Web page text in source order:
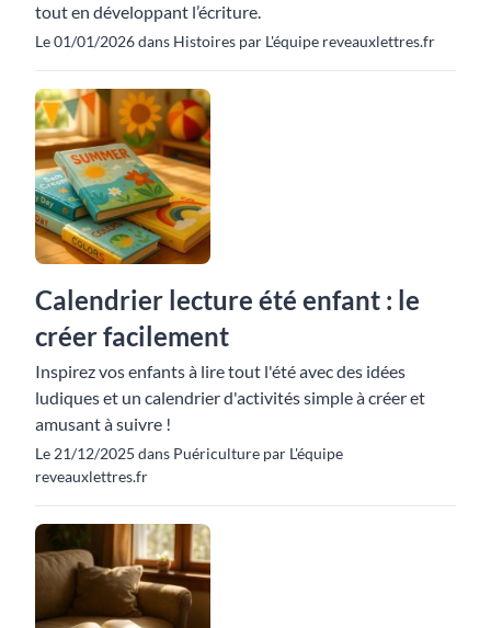
tout en développant l’écriture.
Le 01/01/2026 dans Histoires par L'équipe reveauxlettres.fr
Calendrier lecture été enfant : le
créer facilement
Inspirez vos enfants à lire tout l'été avec des idées
ludiques et un calendrier d'activités simple à créer et
amusant à suivre !
Le 21/12/2025 dans Puériculture par L'équipe
reveauxlettres.fr